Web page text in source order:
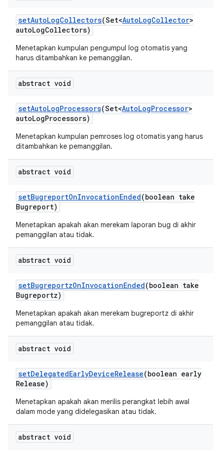
setAutoLogCollectors(Set<AutoLogCollector>
autoLogCollectors)
Menetapkan kumpulan pengumpul log otomatis yang
harus ditambahkan ke pemanggilan.
abstract void
setAutoLogProcessors(Set<AutoLogProcessor>
autoLogProcessors)
Menetapkan kumpulan pemroses log otomatis yang harus
ditambahkan ke pemanggilan.
abstract void
setBugreportOnInvocationEnded(boolean take
Bugreport)
Menetapkan apakah akan merekam laporan bug di akhir
pemanggilan atau tidak.
abstract void
setBugreportzOnInvocationEnded(boolean take
Bugreportz)
Menetapkan apakah akan merekam bugreportz di akhir
pemanggilan atau tidak.
abstract void
setDelegatedEarlyDeviceRelease(boolean early
Release)
Menetapkan apakah akan merilis perangkat lebih awal
dalam mode yang didelegasikan atau tidak.
abstract void